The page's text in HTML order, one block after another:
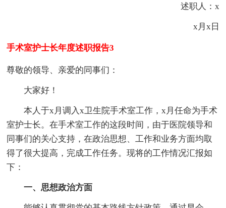
述职人：x
x月x日
手术室护士长年度述职报告3
尊敬的领导、亲爱的同事们：
大家好！
本人于x月调入x卫生院手术室工作，x月任命为手术
室护士长。在手术室工作的这段时间，由于医院领导和
同事们的关心支持，在政治思想、工作和业务方面均取
得了很大提高，完成工作任务。现将的工作情况汇报如
下：
一、思想政治方面